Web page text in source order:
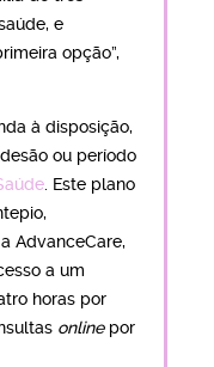
e
opção”,
à disposição,
ou período
. Este plano
AdvanceCare,
a um
horas por
onlinepor